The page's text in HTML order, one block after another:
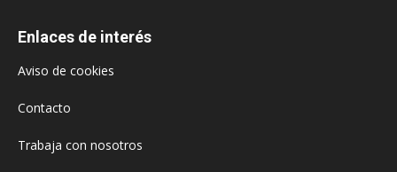
Enlaces de interés
Aviso de cookies
Contacto
Trabaja con nosotros